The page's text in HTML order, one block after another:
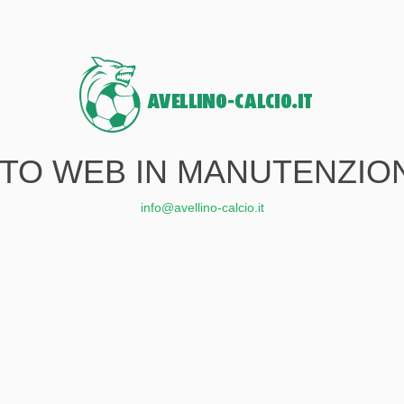
WEB IN
info@avellino-calcio.it